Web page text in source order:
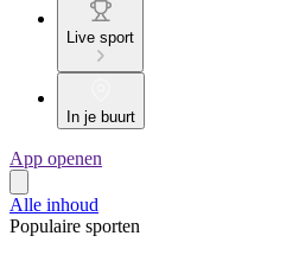
Live sport
In je buurt
App openen
Alle inhoud
Populaire sporten